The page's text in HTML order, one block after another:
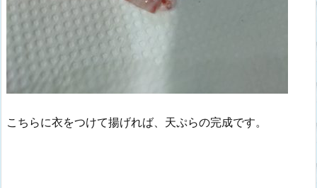
こちらに衣をつけて揚げれば、天ぷらの完成です。